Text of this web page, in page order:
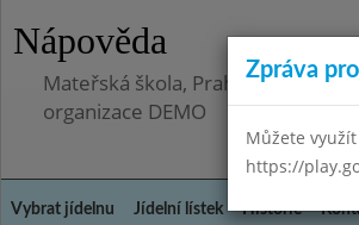
Nápověda
Mateřská škola, Praha 5 -
organizace DEMO
Vybrat jídelnu Jídelní lístek Historie
Zpráva
Můžete
https://